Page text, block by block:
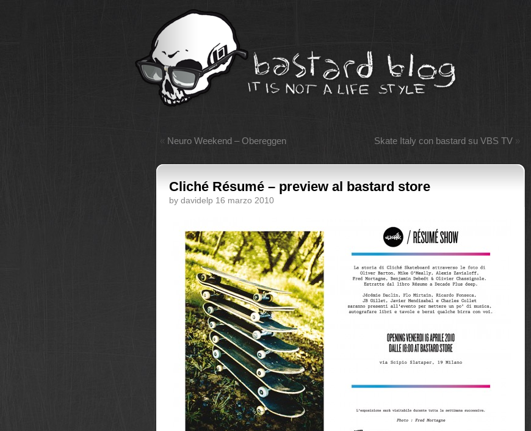
« Neuro Weekend – Obereggen Skate Italy con bastard su VBS TV »
Cliché Résumé – preview al bastard store
by davidelp 16 marzo 2010